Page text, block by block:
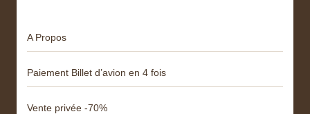
A Propos
Paiement Billet d’avion en 4 fois
Vente privée -70%